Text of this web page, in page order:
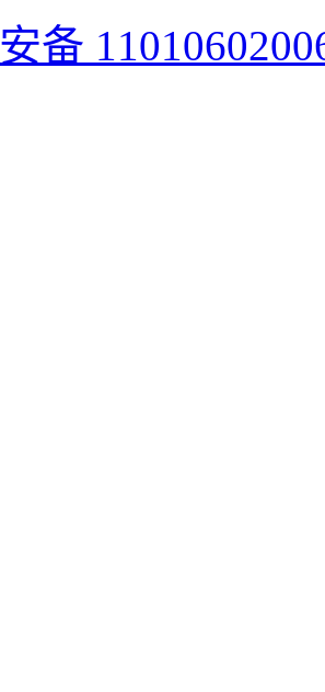
备